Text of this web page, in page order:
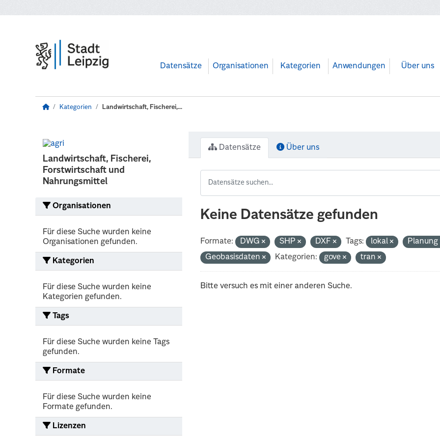
Datensätze Organisationen Kategorien Anwendungen Über uns
Kategorien Landwirtschaft, Fischerei,...
Landwirtschaft, Fischerei,
Forstwirtschaft und
Nahrungsmittel
Organisationen
Für diese Suche wurden keine
Organisationen gefunden.
Kategorien
Für diese Suche wurden keine
Kategorien gefunden.
Tags
Für diese Suche wurden keine Tags
gefunden.
Formate
Für diese Suche wurden keine
Formate gefunden.
Lizenzen
Datensätze Über uns
Keine Datensätze gefunden
Formate: DWG SHP DXF Tags: lokal
Planung
Geobasisdaten
Kategorien: gove tran
Bitte versuch es mit einer anderen Suche.